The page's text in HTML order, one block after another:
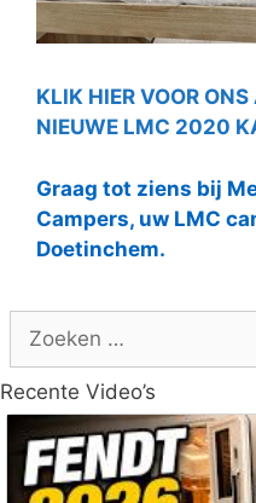
KLIK HIER VOOR
NIEUWE LMC 2020
Graag tot ziens bij
Campers, uw LMC
Doetinchem.
naar:
Recente Video’s